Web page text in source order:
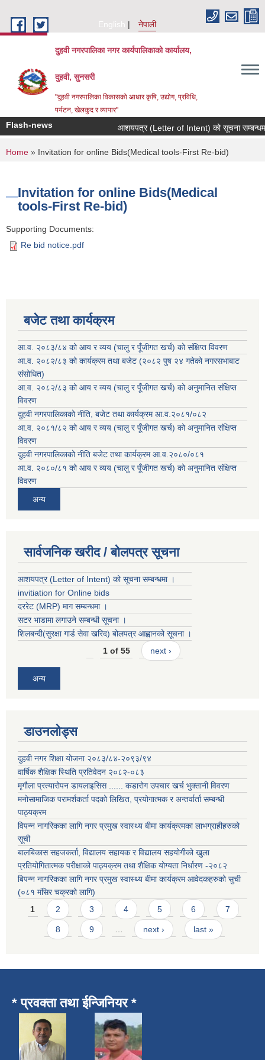
English
नेपाली
दुहवी नगरपालिका नगर कार्यपालिकाको कार्यालय,
दुहवी, सुनसरी
"दुहवी नगरपालिका विकासको आधार कृषि, उद्योग, प्रविधि,
पर्यटन, खेलकुद र व्यापार"
Flash-news आशयपत्र (Letter of Intent) को सूचना
You are here
Home » Invitation for online Bids(Medical tools-First Re-bid)
Invitation for online Bids(Medical
tools-First Re-bid)
Supporting Documents:
Re bid notice.pdf
बजेट तथा कार्यक्रम
आ.व. २०८३/८४ को आय र व्यय (चालु र पूँजीगत खर्च) को संक्षिप्त विवरण
आ.व. २०८२/८३ को कार्यक्रम तथा बजेट (२०८२ पुष २४ गतेको नगरसभाबाट
संसोधित)
आ.व. २०८२/८३ को आय र व्यय (चालु र पूँजीगत खर्च) को अनुमानित संक्षिप्त
विवरण
दुहवी नगरपालिकाको नीति, बजेट तथा कार्यक्रम आ.व.२०८१/०८२
आ.व. २०८१/८२ को आय र व्यय (चालु र पूँजीगत खर्च) को अनुमानित संक्षिप्त
विवरण
दुहवी नगरपालिकाको नीति बजेट तथा कार्यक्रम आ.व.२०८०/०८१
आ.व. २०८०/८१ को आय र व्यय (चालु र पूँजीगत खर्च) को अनुमानित संक्षिप्त
विवरण
अन्य
सार्वजनिक खरीद / बोलपत्र सूचना
आशयपत्र (Letter of Intent) को सूचना सम्बन्धमा ।
invitiation for Online bids
दररेट (MRP) माग सम्बन्धमा ।
सटर भाडामा लगाउने सम्बन्धी सूचना ।
शिलबन्दी(सुरक्षा गार्ड सेवा खरिद) बोलपत्र आह्वानको सूचना ।
1 of 55
next ›
अन्य
डाउनलोड्स
दुहवी नगर शिक्षा योजना २०८३/८४-२०९३/९४
वार्षिक शैक्षिक स्थिति प्रतिवेदन २०८२-०८३
मृगौला प्रत्यारोपन डायलाइसिस ...... कडारोग उपचार खर्च भुक्तानी विवरण
मनोसामाजिक परामर्शकर्ता पदको लिखित, प्रयोगात्मक र अन्तर्वार्ता सम्बन्धी
पाठ्यक्रम
विपन्न नागरिकका लागि नगर प्रमुख स्वास्थ्य बीमा कार्यक्रमका लाभग्राहीहरुको
सूची
बालबिकास सहजकर्ता, विद्यालय सहायक र विद्यालय सहयोगीको खुला
प्रतियोगितात्मक परीक्षाको पाठ्यक्रम तथा शैक्षिक योग्यता निर्धारण -२०८२
बिपन्न नागरिकका लागि नगर प्रमुख स्वास्थ्य बीमा कार्यक्रम आवेदकहरुको सुची
(०८१ मंसिर चक्रको लागि)
Pages
1 2 3 4 5 6 7
8 9 next › last »
* प्रवक्ता तथा ईन्जिनियर *